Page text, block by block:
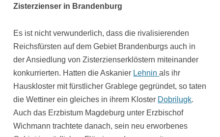
Zisterzienser in Brandenburg
Es ist nicht verwunderlich, dass die rivalisierenden
Reichsfürsten auf dem Gebiet Brandenburgs auch in
der Ansiedlung von Zisterzienserklöstern miteinander
konkurrierten. Hatten die Askanier Lehninals ihr
Hauskloster mit fürstlicher Grablege gegründet, so taten
die Wettiner ein gleiches in ihrem Kloster Dobrilugk.
Auch das Erzbistum Magdeburg unter Erzbischof
Wichmann trachtete danach, sein neu erworbenes